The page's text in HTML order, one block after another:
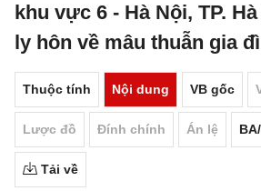
khu vực 6 - Hà Nội, TP.
ly hôn về mâu thuẫn gia
Thuộc tính Nội dung VB gốc
Lược đồ Đính chính Án lệ
Tải về